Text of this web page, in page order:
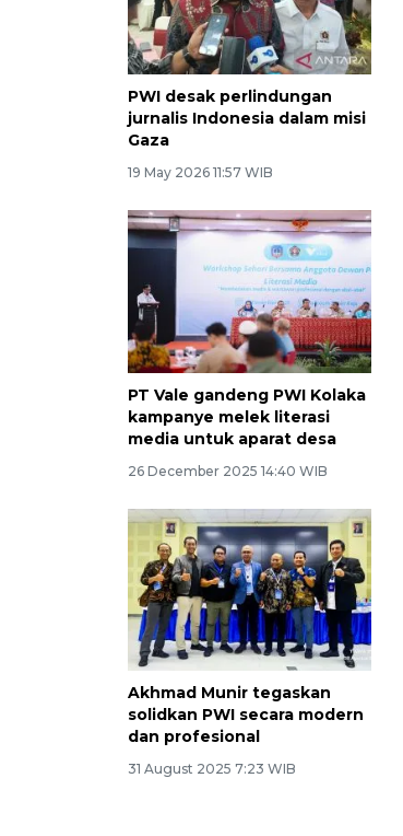
PWI desak perlindungan
jurnalis Indonesia dalam misi
Gaza
19 May 2026 11:57 WIB
PT Vale gandeng PWI Kolaka
kampanye melek literasi
media untuk aparat desa
26 December 2025 14:40 WIB
Akhmad Munir tegaskan
solidkan PWI secara modern
dan profesional
31 August 2025 7:23 WIB